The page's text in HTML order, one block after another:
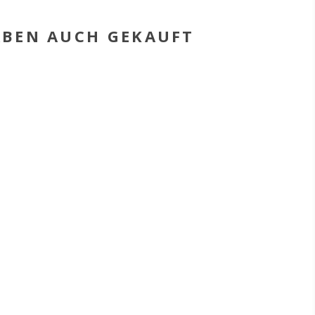
AUCH GEKAUFT